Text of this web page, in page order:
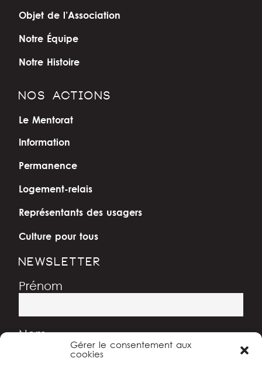
Gérer le consentement aux
cookies
Objet de l’Association
Notre Équipe
Notre Histoire
NOS ACTIONS
Le Mentorat
Information
Permanence
Logement-relais
Représentants des usagers
Culture pour tous
NEWSLETTER
Prénom
Nom